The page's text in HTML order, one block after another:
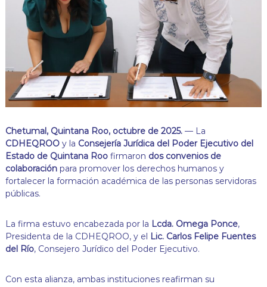
o
t
u
e
r
e
c
h
o
s
Chetumal, Quintana Roo, octubre de 2025. — La
CDHEQROO y la Consejería Jurídica del Poder Ejecutivo del
Estado de Quintana Roo firmaron dos convenios de
colaboración para promover los derechos humanos y
fortalecer la formación académica de las personas servidoras
públicas.
La firma estuvo encabezada por la Lcda. Omega Ponce,
Presidenta de la CDHEQROO, y el
Lic. Carlos Felipe Fuentes
del Río, Consejero Jurídico del Poder Ejecutivo.
Con esta alianza, ambas instituciones reafirman su